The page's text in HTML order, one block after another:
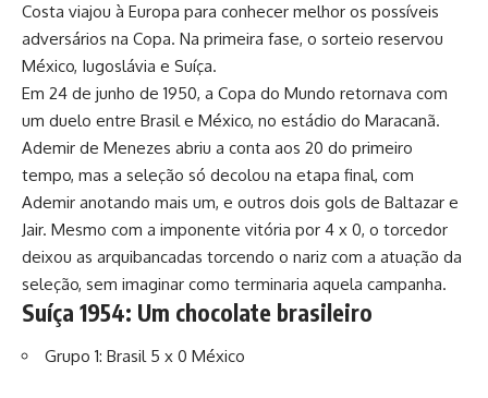
Costa viajou à Europa para conhecer melhor os possíveis
adversários na Copa. Na primeira fase, o sorteio reservou
México, Iugoslávia e Suíça.
Em 24 de junho de 1950, a Copa do Mundo retornava com
um duelo entre Brasil e México, no estádio do Maracanã.
Ademir de Menezes abriu a conta aos 20 do primeiro
tempo, mas a seleção só decolou na etapa final, com
Ademir anotando mais um, e outros dois gols de Baltazar e
Jair. Mesmo com a imponente vitória por 4 x 0, o torcedor
deixou as arquibancadas torcendo o nariz com a atuação da
seleção, sem imaginar como terminaria aquela campanha.
Suíça 1954: Um chocolate brasileiro
Grupo 1: Brasil 5 x 0 México